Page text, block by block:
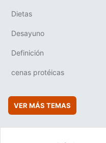
Dietas
Desayuno
Definición
cenas protéicas
VER MÁS TEMAS